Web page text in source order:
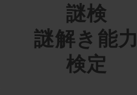
謎検
謎解き能
検定